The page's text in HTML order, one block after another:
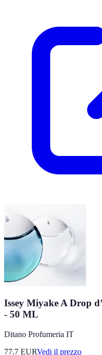
Issey Miyake A Drop
- 50 ML
Ditano Profumeria IT
77.7 EURVedi il prezzo